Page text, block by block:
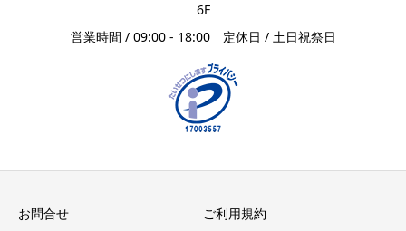
6F
営業時間 / 09:00 - 18:00 定休日 / 土日祝祭日
お問合せ ご利用規約